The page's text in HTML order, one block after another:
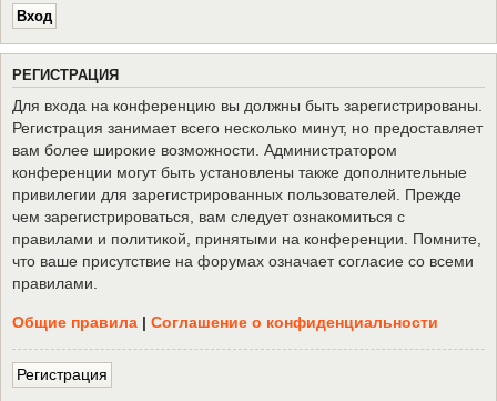
РЕГИСТРАЦИЯ
Для входа на конференцию вы должны быть зарегистрированы.
Регистрация занимает всего несколько минут, но предоставляет
вам более широкие возможности. Администратором
конференции могут быть установлены также дополнительные
привилегии для зарегистрированных пользователей. Прежде
чем зарегистрироваться, вам следует ознакомиться с
правилами и политикой, принятыми на конференции. Помните,
что ваше присутствие на форумах означает согласие со всеми
правилами.
Общие правила | Соглашение о конфиденциальности
Регистрация